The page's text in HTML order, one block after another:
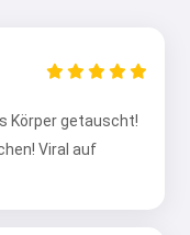
Körper getauscht!
Viral auf